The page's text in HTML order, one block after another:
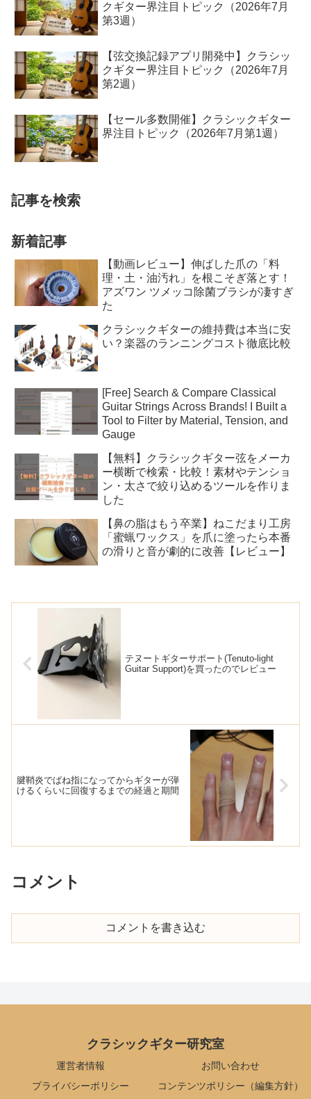
クギター界注目トピック（2026年7月
第3週）
【弦交換記録アプリ開発中】クラシッ
クギター界注目トピック（2026年7月
第2週）
【セール多数開催】クラシックギター
界注目トピック（2026年7月第1週）
記事を検索
新着記事
【動画レビュー】伸ばした爪の「料
理・土・油汚れ」を根こそぎ落とす！
アズワン ツメッコ除菌ブラシが凄すぎ
た
クラシックギターの維持費は本当に安
い？楽器のランニングコスト徹底比較
[Free] Search & Compare Classical
Guitar Strings Across Brands! I Built a
Tool to Filter by Material, Tension, and
Gauge
【無料】クラシックギター弦をメーカ
ー横断で検索・比較！素材やテンショ
ン・太さで絞り込めるツールを作りま
した
【鼻の脂はもう卒業】ねこだまり工房
「蜜蝋ワックス」を爪に塗ったら本番
の滑りと音が劇的に改善【レビュー】
テヌートギターサポート(Tenuto-light
Guitar Support)を買ったのでレビュー
腱鞘炎でばね指になってからギターが弾
けるくらいに回復するまでの経過と期間
コメント
コメントを書き込む
クラシックギター研究室
運営者情報
お問い合わせ
プライバシーポリシー
コンテンツポリシー（編集方針）